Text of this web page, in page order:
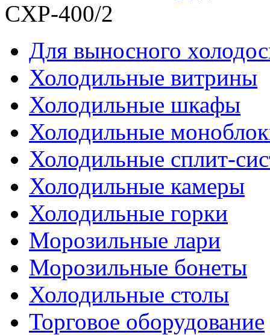
CXP-400/2
Для выносного
Холодильные витрины
Холодильные шкафы
Холодильные
Холодильные сплит-
Холодильные камеры
Холодильные горки
Морозильные лари
Морозильные бонеты
Холодильные столы
Торговое оборудование